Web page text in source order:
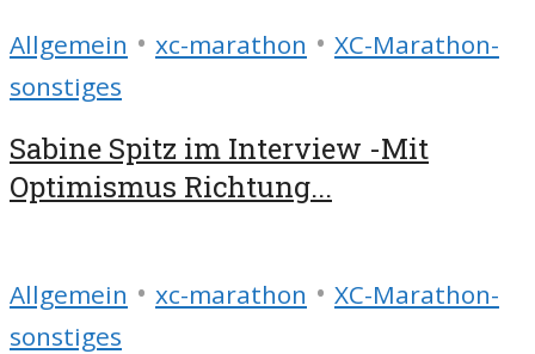
Allgemein • xc-marathon • XC-Marathon-
sonstiges
Sabine Spitz im Interview -Mit
Optimismus Richtung...
Allgemein • xc-marathon • XC-Marathon-
sonstiges